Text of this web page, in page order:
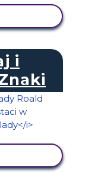
i